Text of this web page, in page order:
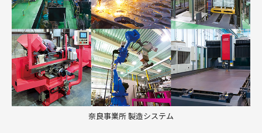
奈良事業所 製造システム